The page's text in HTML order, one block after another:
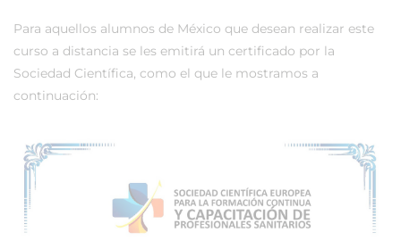
Para aquellos alumnos de México que desean realizar este
curso a distancia se les emitirá un certificado por la
Sociedad Científica, como el que le mostramos a
continuación: